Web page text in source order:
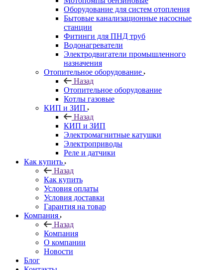
Оборудование для систем отопления
Бытовые канализационные насосные
станции
Фитинги для ПНД труб
Водонагреватели
Электродвигатели промышленного
назначения
Отопительное оборудование
Назад
Отопительное оборудование
Котлы газовые
КИП и ЗИП
Назад
КИП и ЗИП
Электромагнитные катушки
Электроприводы
Реле и датчики
Как купить
Назад
Как купить
Условия оплаты
Условия доставки
Гарантия на товар
Компания
Назад
Компания
О компании
Новости
Блог